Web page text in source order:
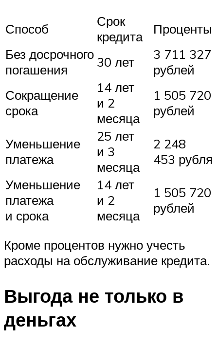
Способ
Срок
кредита
Проценты
Без досрочного
погашения
30 лет
3 711 327
рублей
Сокращение
срока
14 лет
и 2
месяца
1 505 720
рублей
Уменьшение
платежа
25 лет
и 3
месяца
2 248
453 рубля
Уменьшение
платежа
и срока
14 лет
и 2
месяца
1 505 720
рублей
Кроме процентов нужно учесть
расходы на обслуживание кредита.
Выгода не только в
деньгах